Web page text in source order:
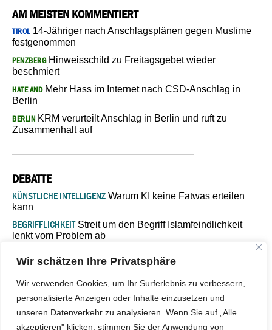
Wir schätzen Ihre Privatsphäre
Wir verwenden Cookies, um Ihr Surferlebnis zu verbessern,
personalisierte Anzeigen oder Inhalte einzusetzen und
unseren Datenverkehr zu analysieren. Wenn Sie auf „Alle
akzeptieren" klicken, stimmen Sie der Anwendung von
AM MEISTEN KOMMENTIERT
TIROL14-Jähriger nach Anschlagsplänen gegen Muslime
festgenommen
PENZBERGHinweisschild zu Freitagsgebet wieder
beschmiert
HATE ANDMehr Hass im Internet nach CSD-Anschlag in
Berlin
BERLIN KRM verurteilt Anschlag in Berlin und ruft zu
Zusammenhalt auf
DEBATTE
KÜNSTLICHE INTELLIGENZ Warum KI keine Fatwas erteilen
kann
BEGRIFFLICHKEITStreit um den Begriff Islamfeindlichkeit
lenkt vom Problem ab
Verantwortung bleibt“
ISLAMISCHE FAKULTÄT IN MÜNSTEREine kritische Schwelle für
die deutsche Religionspolitik
GASTBEITRAGWarum die muslimische Welt eine neue